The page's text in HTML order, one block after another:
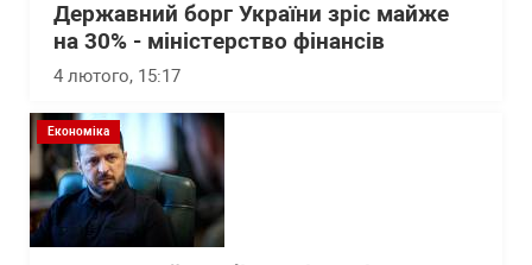
Державний борг України зріс майже
на 30% - міністерство фінансів
4 лютого, 15:17
Економіка